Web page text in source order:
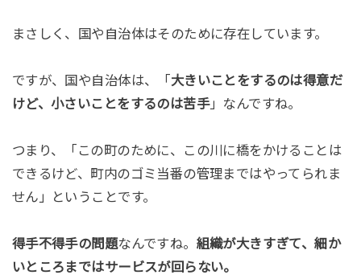
まさしく、国や自治体はそのために存在しています。
ですが、国や自治体は、「大きいことをするのは得意だ
けど、小さいことをするのは苦手」なんですね。
つまり、「この町のために、この川に橋をかけることは
できるけど、町内のゴミ当番の管理まではやってられま
せん」ということです。
得手不得手の問題なんですね。 組織が大きすぎて、細か
いところまではサービスが回らない。